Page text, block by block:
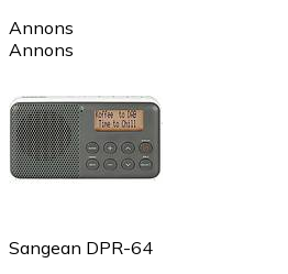
Annons
Annons
Sangean DPR-64